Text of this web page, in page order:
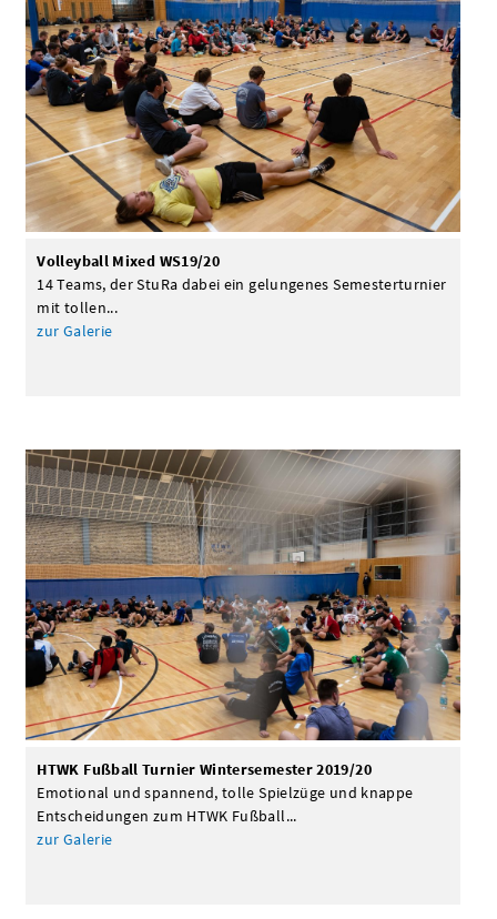
Volleyball Mixed WS19/20
14 Teams, der StuRa dabei ein gelungenes Semesterturnier
mit tollen...
zur Galerie
HTWK Fußball Turnier Wintersemester 2019/20
Emotional und spannend, tolle Spielzüge und knappe
Entscheidungen zum HTWK Fußball...
zur Galerie